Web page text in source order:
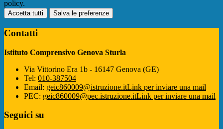
policy.
Accetta tutti Salva le preferenze
Contatti
Istituto Comprensivo Genova Sturla
Via Vittorino Era 1b - 16147 Genova (GE)
Tel: 010-387504
Email: geic860009@istruzione.itLink per inviare una mail
PEC: geic860009@pec.istruzione.itLink per inviare una mail
Seguici su